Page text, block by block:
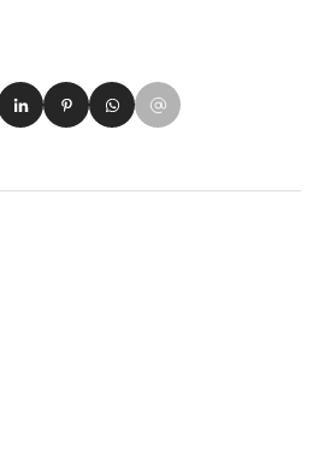
Facebook
su Xsu LinkedIn
Condividi su Pinterest
Condividi su WhatsApp
Condividi su Email